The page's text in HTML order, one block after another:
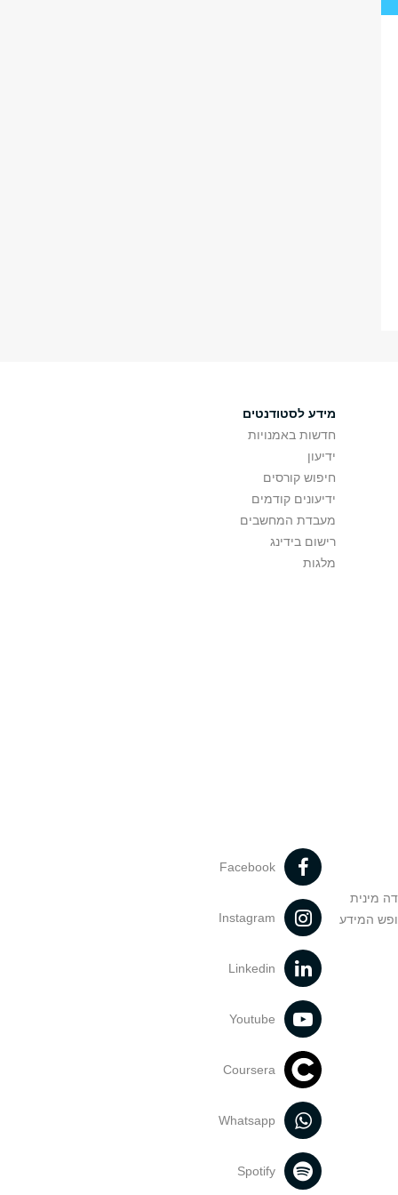
מידע לסטודנטים
חדשות באמנויות
ידיעון
חיפוש קורסים
ידיעונים קודמים
מעבדת המחשבים
רישום בידינג
מלגות
מינית
המידע
Facebook
Instagram
Linkedin
Youtube
Coursera
Whatsapp
Spotify